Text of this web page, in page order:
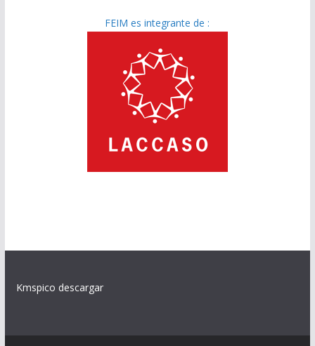
FEIM es integrante de :
Kmspico descargar